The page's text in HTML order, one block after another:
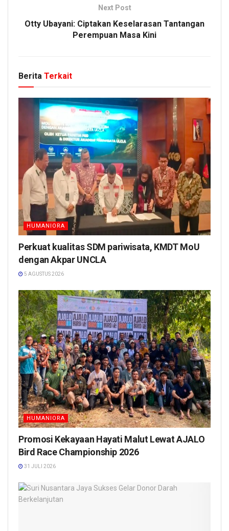
Next Post
Otty Ubayani: Ciptakan Keselarasan Tantangan
Perempuan Masa Kini
Berita Terkait
HUMANIORA
Perkuat kualitas SDM pariwisata, KMDT MoU
dengan Akpar UNCLA
5 AGUSTUS 2026
HUMANIORA
Promosi Kekayaan Hayati Malut Lewat AJALO
Bird Race Championship 2026
31 JULI 2026